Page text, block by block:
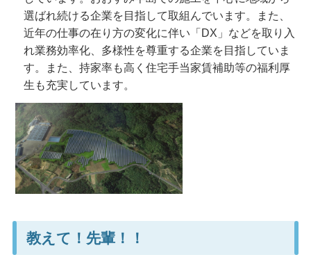
選ばれ続ける企業を目指して取組んでいます。また、
近年の仕事の在り方の変化に伴い「DX」などを取り入
れ業務効率化、多様性を尊重する企業を目指していま
す。また、持家率も高く住宅手当家賃補助等の福利厚
生も充実しています。
教えて！先輩！！